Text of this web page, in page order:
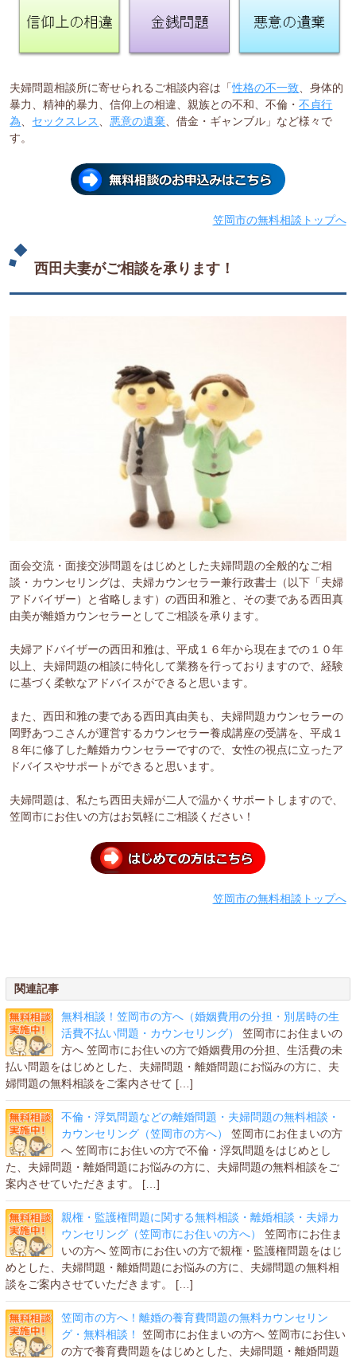
夫婦問題相談所に寄せられるご相談内容は「性格の不一致 、身体的
暴力、精神的暴力、信仰上の相違、親族との不和、不倫・不貞行
為
セックスレス 悪意の遺棄 、借金・ギャンブル」など様々で
す。
笠岡市の無料相談トップへ
西田夫妻がご相談を承ります！
面会交流・面接交渉問題をはじめとした夫婦問題の全般的なご相
談・カウンセリングは、夫婦カウンセラー兼行政書士（以下「夫婦
アドバイザー）と省略します）の西田和雅と、その妻である西田真
由美が離婚カウンセラーとしてご相談を承ります。
夫婦アドバイザーの西田和雅は、平成１６年から現在までの１０年
以上、夫婦問題の相談に特化して業務を行っておりますので、経験
に基づく柔軟なアドバイスができると思います。
また、西田和雅の妻である西田真由美も、夫婦問題カウンセラーの
岡野あつこさんが運営するカウンセラー養成講座の受講を、平成１
８年に修了した離婚カウンセラーですので、女性の視点に立ったア
ドバイスやサポートができると思います。
夫婦問題は、私たち西田夫婦が二人で温かくサポートしますので、
笠岡市にお住いの方はお気軽にご相談ください！
笠岡市の無料相談トップへ
関連記事
無料相談！笠岡市の方へ（婚姻費用の分担・別居時の生
活費不払い問題・カウンセリング）
笠岡市にお住まいの
方へ 笠岡市にお住いの方で婚姻費用の分担、生活費の未
払い問題をはじめとした、夫婦問題・離婚問題にお悩みの方に、夫
婦問題の無料相談をご案内させて […]
不倫・浮気問題などの離婚問題・夫婦問題の無料相談・
カウンセリング（笠岡市の方へ）
笠岡市にお住まいの方
へ 笠岡市にお住いの方で不倫・浮気問題をはじめとし
た、夫婦問題・離婚問題にお悩みの方に、夫婦問題の無料相談をご
案内させていただきます。 […]
親権・監護権問題に関する無料相談・離婚相談・夫婦カ
ウンセリング（笠岡市にお住いの方へ）
笠岡市にお住ま
いの方へ 笠岡市にお住いの方で親権・監護権問題をはじ
めとした、夫婦問題・離婚問題にお悩みの方に、夫婦問題の無料相
談をご案内させていただきます。 […]
笠岡市の方へ！離婚の養育費問題の無料カウンセリン
グ・無料相談！
笠岡市にお住まいの方へ 笠岡市にお住い
の方で養育費問題をはじめとした、夫婦問題・離婚問題